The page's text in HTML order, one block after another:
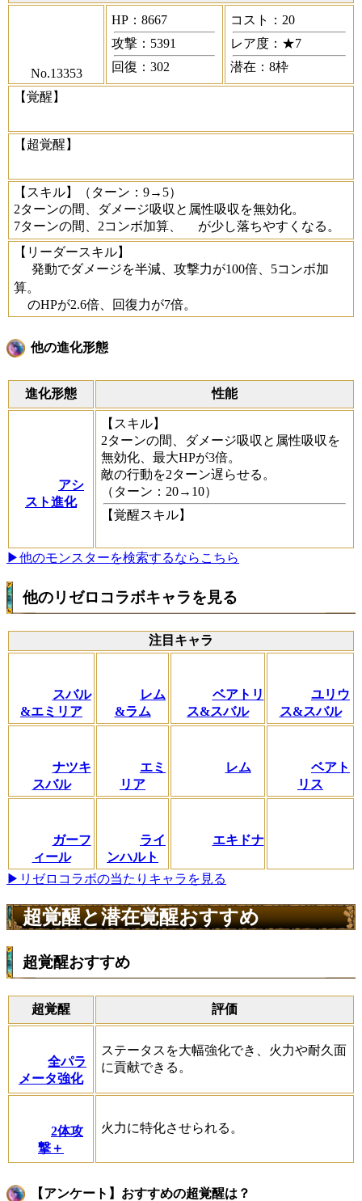
No.13353
HP：8667
攻撃：5391
回復：302
コスト：20
レア度：★7
潜在：8枠
【覚醒】
【超覚醒】
【スキル】
（ターン：9→5）
2ターンの間、ダメージ吸収と属性吸収を無効化。
7ターンの間、2コンボ加算、
が少し落ちやすくなる。
【リーダースキル】
発動でダメージを半減、攻撃力が100倍、5コンボ加
算。
のHPが2.6倍、回復力が7倍。
他の進化形態
進化形態 性能
アシ
スト進化
【スキル】
2ターンの間、ダメージ吸収と属性吸収を
無効化、最大HPが3倍。
敵の行動を2ターン遅らせる。
（ターン：20→10）
【覚醒スキル】
▶他のモンスターを検索するならこちら
他のリゼロコラボキャラを見る
注目キャラ
スバル
&エミリア
レム
&ラム
ベアトリ
ス&スバル
ユリウ
ス&スバル
ナツキ
スバル
エミ
リア
レム
ベアト
リス
ガーフ
ィール
ライ
ンハルト
エキドナ
▶リゼロコラボの当たりキャラを見る
超覚醒と潜在覚醒おすすめ
超覚醒おすすめ
超覚醒 評価
全パラ
メータ強化
ステータスを大幅強化でき、火力や耐久面
に貢献できる。
2体攻
撃＋
火力に特化させられる。
【アンケート】おすすめの超覚醒は？